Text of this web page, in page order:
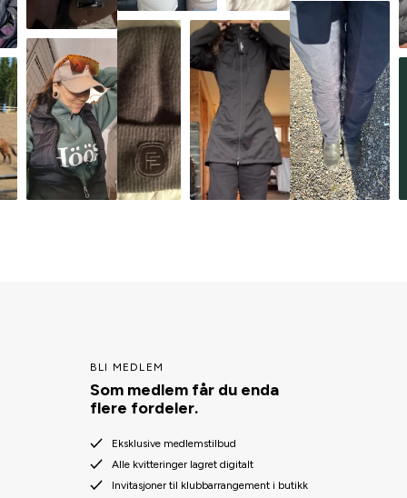
BLI MEDLEM
Som medlem får du enda
flere fordeler.
Eksklusive medlemstilbud
Alle kvitteringer lagret digitalt
Invitasjoner til klubbarrangement i butikk